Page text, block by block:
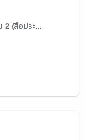
2 (สื่อประ...